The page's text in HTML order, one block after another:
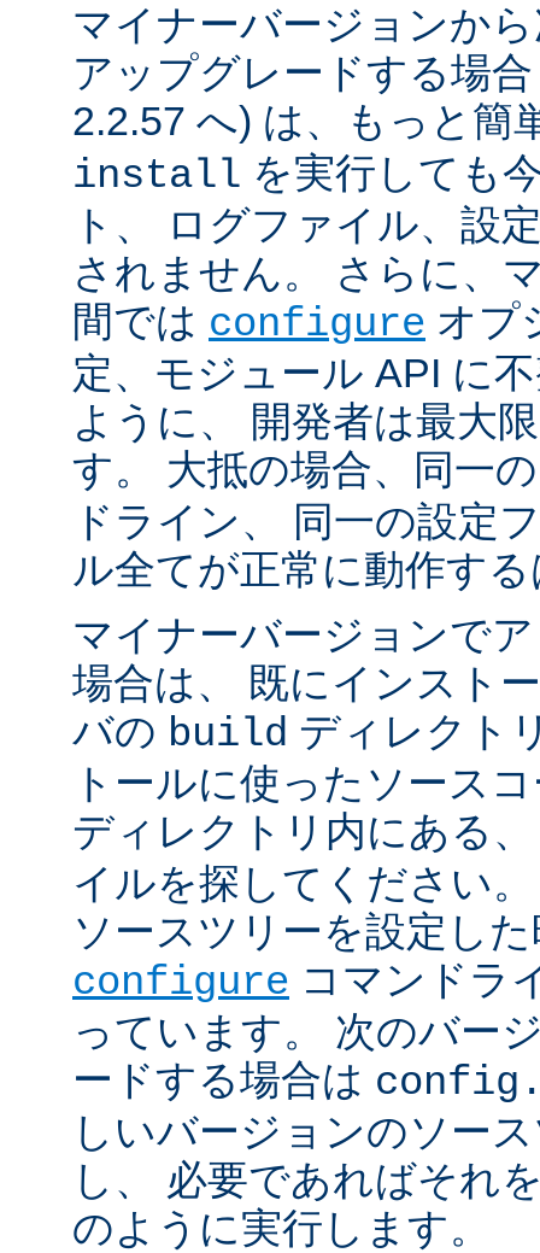
マイナーバージョンか
アップグレードする場
2.2.57 へ) は、もっと簡
install を実行しても
ト、 ログファイル、設
されません。 さらに、
間では configure オプ
定、モジュール API に
ように、 開発者は最大
す。 大抵の場合、同一
ドライン、 同一の設定
ル全てが正常に動作す
マイナーバージョンで
場合は、 既にインスト
バの build ディレクト
トールに使ったソース
ディレクトリ内にある
イルを探してください
ソースツリーを設定し
configure コマンドラ
っています。 次のバー
ードする場合は
しいバージョンのソー
し、 必要であればそれ
のように実行します。